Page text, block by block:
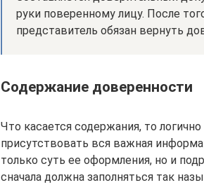
руки поверенному лицу. После
представитель обязан вернуть
Содержание доверенности
Что касается содержания, то
присутствовать вся важная
только суть ее оформления, но и
сначала должна заполняться так